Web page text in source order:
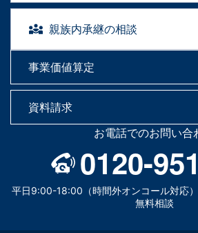
親族内承継の相談
事業価値算定
資料請求
お電話でのお問い合
0120-
平日9:00-18:00（時間外オンコール対応
無料相談